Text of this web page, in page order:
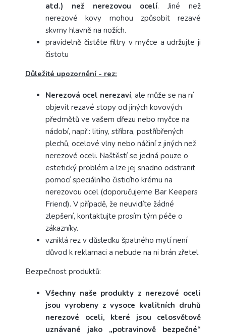
atd.) než nerezovou ocelí. Jiné než
nerezové kovy mohou způsobit rezavé
skvrny hlavně na nožích.
pravidelně čistěte filtry v myčce a udržujte ji
čistotu
Důležité upozornění - rez:
Nerezová ocel nerezaví, ale může se na ní
objevit rezavé stopy od jiných kovových
předmětů ve vašem dřezu nebo myčce na
nádobí, např.: litiny, stříbra, postříbřených
plechů, ocelové vlny nebo náčiní z jiných než
nerezové oceli. Naštěstí se jedná pouze o
estetický problém a lze jej snadno odstranit
pomocí speciálního čisticího krému na
nerezovou ocel (doporučujeme Bar Keepers
Friend). V případě, že neuvidíte žádné
zlepšení, kontaktujte prosím tým péče o
zákazníky.
vzniklá rez v důsledku špatného mytí není
důvod k reklamaci a nebude na ni brán zřetel.
Bezpečnost produktů:
Všechny naše produkty z nerezové oceli
jsou vyrobeny z vysoce kvalitních druhů
nerezové oceli, které jsou celosvětově
uznávané jako „potravinově bezpečné“